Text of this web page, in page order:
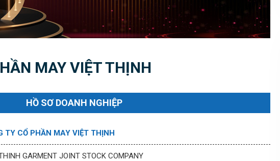
MAY VIỆT THỊNH
HỒ SƠ DOANH NGHIỆP
TY CỔ PHẦN MAY VIỆT THỊNH
GARMENT JOINT STOCK COMPANY